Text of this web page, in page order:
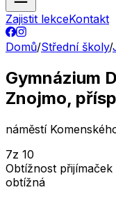
Zajistit lekceKontakt
Domů/Střední školy/
Gymnázium
Znojmo,
náměstí
7z 10
Obtížnost přijímaček
obtížná